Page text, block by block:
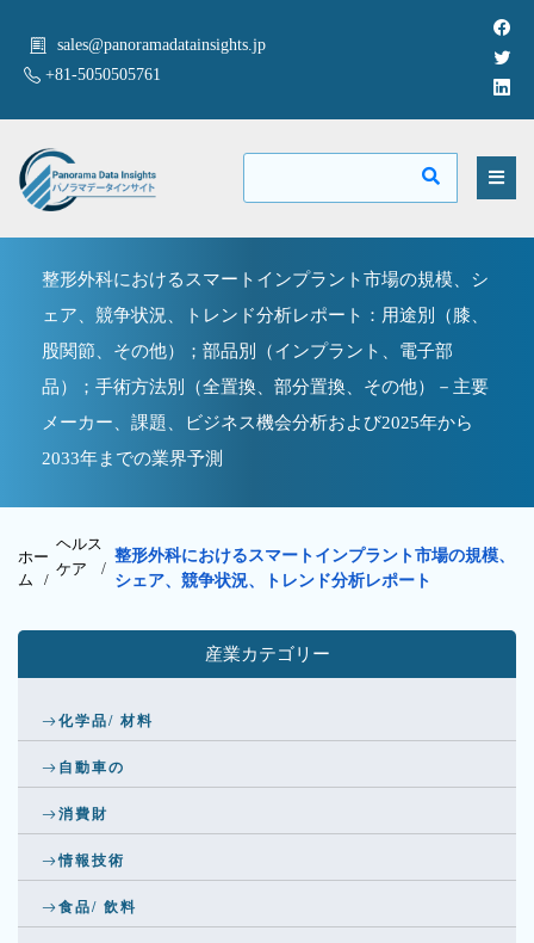
sales@panoramadatainsights.jp
+81-5050505761
整形外科におけるスマートインプラント市場の規模、シ
ェア、競争状況、トレンド分析レポート：用途別（膝、
股関節、その他）；部品別（インプラント、電子部
品）；手術方法別（全置換、部分置換、その他）－主要
メーカー、課題、ビジネス機会分析および2025年から
2033年までの業界予測
ホー
ム /
ヘルス
ケア /
整形外科におけるスマートインプラント市場の規模、
シェア、競争状況、トレンド分析レポート
産業カテゴリー
化学品/ 材料
自動車の
消費財
情報技術
食品/ 飲料